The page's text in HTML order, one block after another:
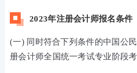
2023年注册会计师报名条件
(一) 同时符合下列条件的中国公
册会计师全国统一考试专业阶段考